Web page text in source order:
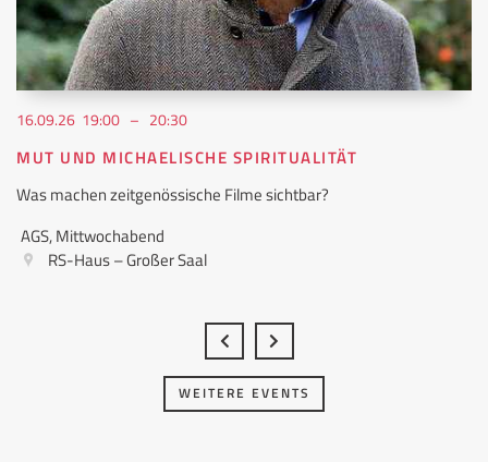
16.09.26 19:00 – 20:30
MUT UND MICHAELISCHE SPIRITUALITÄT
Was machen zeitgenössische Filme sichtbar?
AGS, Mittwochabend
RS-Haus – Großer Saal
WEITERE EVENTS